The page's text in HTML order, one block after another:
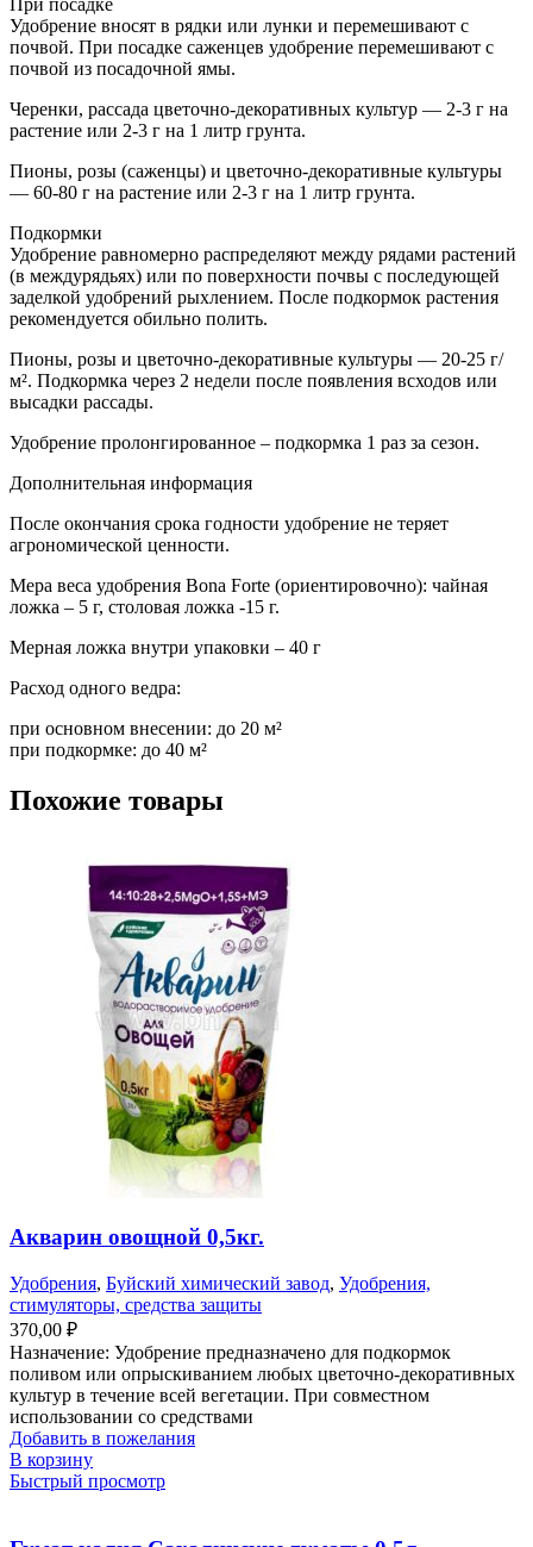
Удобрение вносят в рядки или лунки и перемешивают с
почвой. При посадке саженцев удобрение перемешивают с
почвой из посадочной ямы.
Черенки, рассада цветочно-декоративных культур — 2-3 г на
растение или 2-3 г на 1 литр грунта.
Пионы, розы (саженцы) и цветочно-декоративные культуры
— 60-80 г на растение или 2-3 г на 1 литр грунта.
Подкормки
Удобрение равномерно распределяют между рядами растений
(в междурядьях) или по поверхности почвы с последующей
заделкой удобрений рыхлением. После подкормок растения
рекомендуется обильно полить.
Пионы, розы и цветочно-декоративные культуры — 20-25 г/
м². Подкормка через 2 недели после появления всходов или
высадки рассады.
Удобрение пролонгированное – подкормка 1 раз за сезон.
Дополнительная информация
После окончания срока годности удобрение не теряет
агрономической ценности.
Мера веса удобрения Bona Forte (ориентировочно): чайная
ложка – 5 г, столовая ложка -15 г.
Мерная ложка внутри упаковки – 40 г
Расход одного ведра:
при основном внесении: до 20 м²
при подкормке: до 40 м²
Похожие товары
Акварин овощной 0,5кг.
Удобрения, Буйский химический завод, Удобрения,
стимуляторы, средства защиты
370,00 ₽
Назначение: Удобрение предназначено для подкормок
поливом или опрыскиванием любых цветочно-декоративных
культур в течение всей вегетации. При совместном
использовании со средствами
Добавить в пожелания
В корзину
Быстрый просмотр